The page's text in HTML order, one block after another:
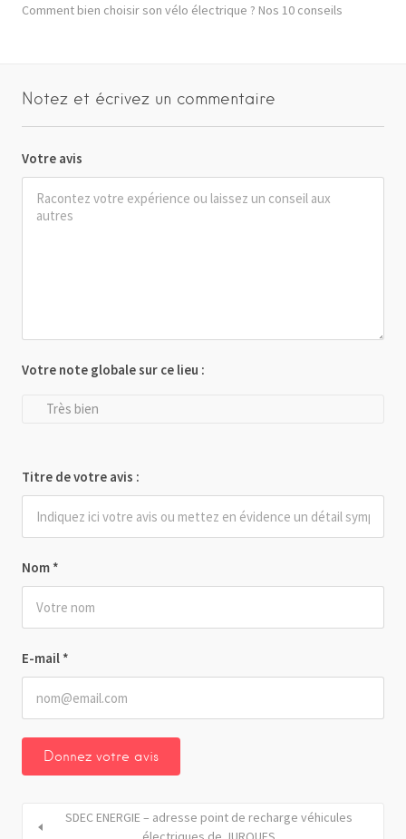
Comment bien choisir son vélo électrique ? Nos 10 conseils
Notez et écrivez un commentaire
Votre avis
Nom *
E-mail *
Votre note globale sur ce lieu :
Très bien
Titre de votre avis :
SDEC ENERGIE – adresse point de recharge véhicules